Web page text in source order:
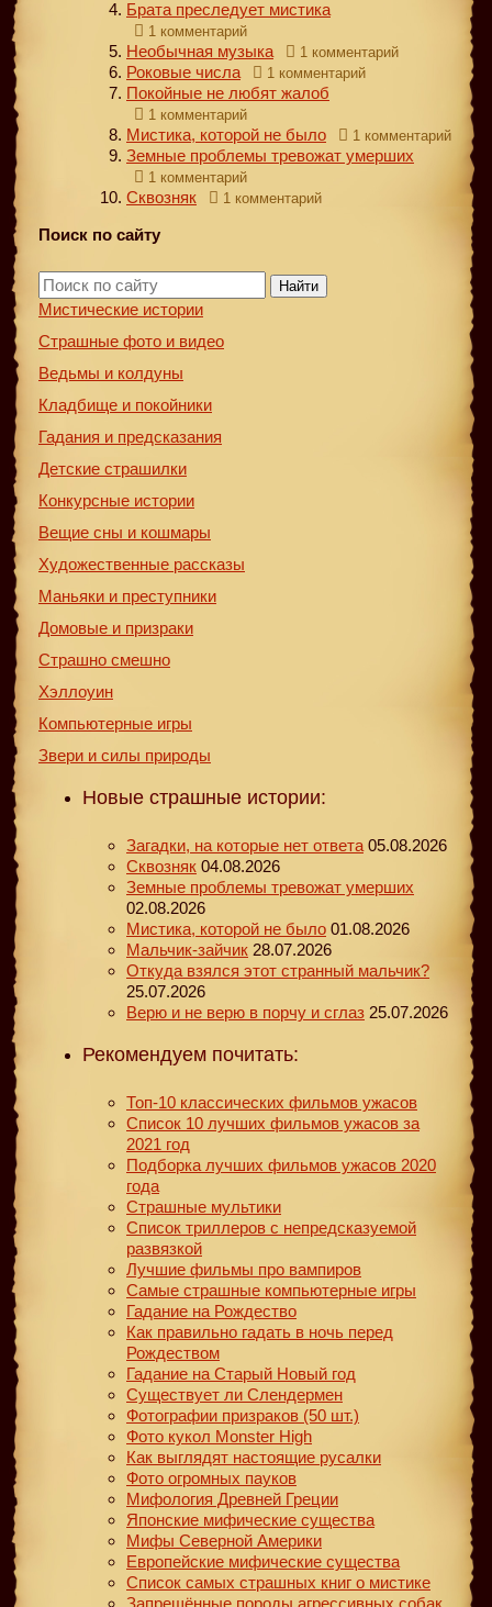
Брата преследует мистика
1 комментарий
Необычная музыка 1 комментарий
Роковые числа 1 комментарий
Покойные не любят жалоб
1 комментарий
Мистика, которой не было 1 комментарий
Земные проблемы тревожат умерших
1 комментарий
Сквозняк 1 комментарий
Поиск по сайту
Найти
Мистические истории
Страшные фото и видео
Ведьмы и колдуны
Кладбище и покойники
Гадания и предсказания
Детские страшилки
Конкурсные истории
Вещие сны и кошмары
Художественные рассказы
Маньяки и преступники
Домовые и призраки
Страшно смешно
Хэллоуин
Компьютерные игры
Звери и силы природы
Новые страшные истории:
Загадки, на которые нет ответа 05.08.2026
Сквозняк 04.08.2026
Земные проблемы тревожат умерших
02.08.2026
Мистика, которой не было 01.08.2026
Мальчик-зайчик 28.07.2026
Откуда взялся этот странный мальчик?
25.07.2026
Верю и не верю в порчу и сглаз 25.07.2026
Рекомендуем почитать:
Топ-10 классических фильмов ужасов
Список 10 лучших фильмов ужасов за
2021 год
Подборка лучших фильмов ужасов 2020
года
Страшные мультики
Список триллеров с непредсказуемой
развязкой
Лучшие фильмы про вампиров
Самые страшные компьютерные игры
Гадание на Рождество
Как правильно гадать в ночь перед
Рождеством
Гадание на Старый Новый год
Существует ли Слендермен
Фотографии призраков (50 шт.)
Фото кукол Monster High
Как выглядят настоящие русалки
Фото огромных пауков
Мифология Древней Греции
Японские мифические существа
Мифы Северной Америки
Европейские мифические существа
Список самых страшных книг о мистике
Запрещённые породы агрессивных собак